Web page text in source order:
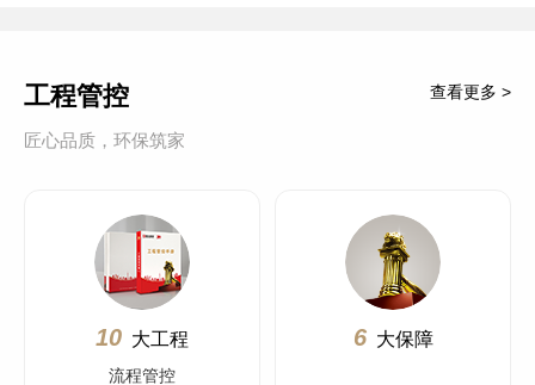
工程管控
匠心品质，环保筑家
查看更多 >
10 大工程
流程管控
6 大保障